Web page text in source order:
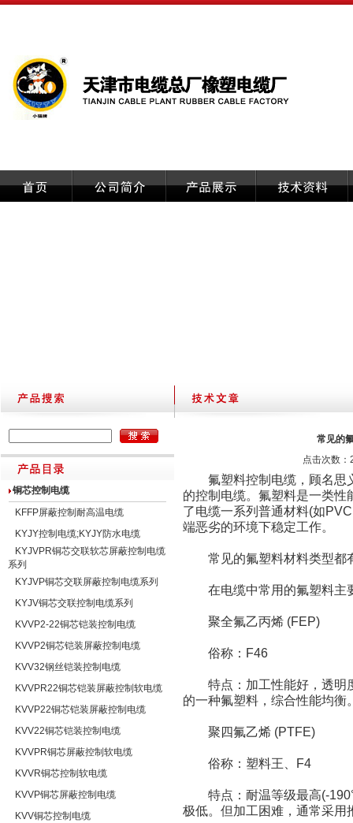
铜芯控制电缆
KFFP屏蔽控制耐高温电缆
KYJY控制电缆;KYJY防水电缆
KYJVPR铜芯交联软芯屏蔽控制电缆
系列
KYJVP铜芯交联屏蔽控制电缆系列
KYJV铜芯交联控制电缆系列
KVVP2-22铜芯铠装控制电缆
KVVP2铜芯铠装屏蔽控制电缆
KVV32钢丝铠装控制电缆
KVVPR22铜芯铠装屏蔽控制软电缆
KVVP22铜芯铠装屏蔽控制电缆
KVV22铜芯铠装控制电缆
KVVPR铜芯屏蔽控制软电缆
KVVR铜芯控制软电缆
KVVP铜芯屏蔽控制电缆
KVV铜芯控制电缆
常见的
点击次数
氟塑料控制电缆，顾名思
的控制电缆。氟塑料是一类
了电缆一系列普通材料(如
端恶劣的环境下稳定工作。
常见的氟塑料材料类型都
在电缆中常用的氟塑料主
聚全氟乙丙烯 (FEP)
俗称：F46
特点：加工性能好，透明
的一种氟塑料，综合性能均衡
聚四氟乙烯 (PTFE)
俗称：塑料王、F4
特点：耐温等级最高(-
极低。但加工困难，通常采用